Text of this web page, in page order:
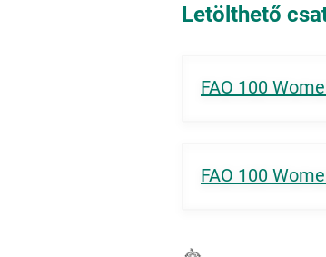
Letölthető
FAO 100
FAO 100